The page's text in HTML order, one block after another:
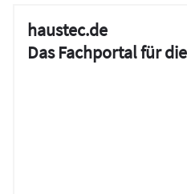
haustec.de
Das Fachportal für